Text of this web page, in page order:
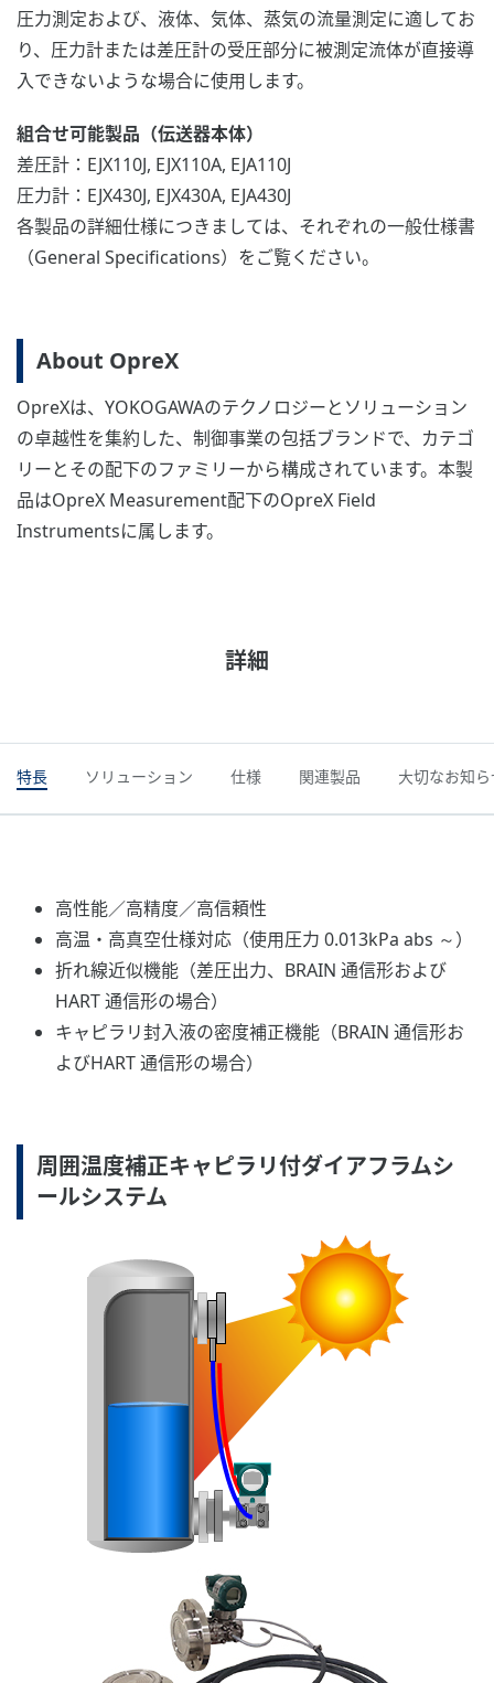
圧力測定および、液体、気体、蒸気の流量測定に適してお
り、圧力計または差圧計の受圧部分に被測定流体が直接導
入できないような場合に使用します。
組合せ可能製品（伝送器本体）
差圧計：EJX110J, EJX110A, EJA110J
圧力計：EJX430J, EJX430A, EJA430J
各製品の詳細仕様につきましては、それぞれの一般仕様書
（General Specifications）をご覧ください。
About OpreX
OpreXは、YOKOGAWAのテクノロジーとソリューション
の卓越性を集約した、制御事業の包括ブランドで、カテゴ
リーとその配下のファミリーから構成されています。本製
品はOpreX Measurement配下のOpreX Field
Instrumentsに属します。
詳細
特長 ソリューション 仕様 関連製品 大切なお知
高性能／高精度／高信頼性
高温・高真空仕様対応（使用圧力 0.013kPa abs ～）
折れ線近似機能（差圧出力、BRAIN 通信形および
HART 通信形の場合）
キャピラリ封入液の密度補正機能（BRAIN 通信形お
よびHART 通信形の場合）
周囲温度補正キャピラリ付ダイアフラムシ
ールシステム